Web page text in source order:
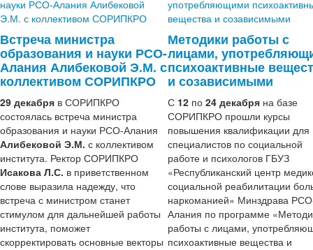
Встреча министра
образования и науки РСО-
Алания Алибековой Э.М. с
коллективом СОРИПКРО
29 декабря в СОРИПКРО
состоялась встреча министра
образования и науки РСО-Алания
Алибековой Э.М. с коллективом
института. Ректор СОРИПКРО
Исакова Л.С. в приветственном
слове выразила надежду, что
встреча с министром станет
стимулом для дальнейшей работы
института, поможет
скорректировать основные векторы
Методики работы с
лицами,
психоактивные
и созависимыми
С 12 по 24 декабря на базе
СОРИПКРО прошли курсы
повышения квалификации для
специалистов по социальной
работе и психологов ГБУЗ
«Республиканский центр
социальной реабилитации
наркоманией» Минздрава
Алания по программе
работы с лицами,
психоактивные вещества и